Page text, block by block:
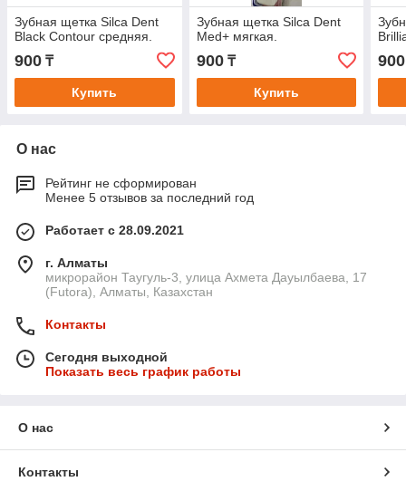
Зубная щетка Silca Dent
Black Contour средняя.
900 ₸
Купить
Зубная щетка Silca Dent
Med+ мягкая.
900₸
Купить
900
О нас
Рейтинг не сформирован
Менее 5 отзывов за последний год
Работает с 28.09.2021
г. Алматы
микрорайон Таугуль-3, улица Ахмета Дауылбаева, 17
(Futora), Алматы, Казахстан
Контакты
Сегодня выходной
Показать весь график работы
О нас
Контакты